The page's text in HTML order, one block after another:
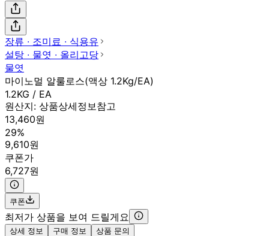
장류 ∙ 조미료 ∙ 식용유
설탕 ∙ 물엿 ∙ 올리고당
물엿
마이노멀 알룰로스(액상 1.2Kg/EA)
1.2KG / EA
원산지: 상품상세정보참고
13,460원
29%
9,610원
쿠폰가
6,727원
쿠폰
최저가 상품을 보여 드릴게요
상세 정보 구매 정보 상품 문의